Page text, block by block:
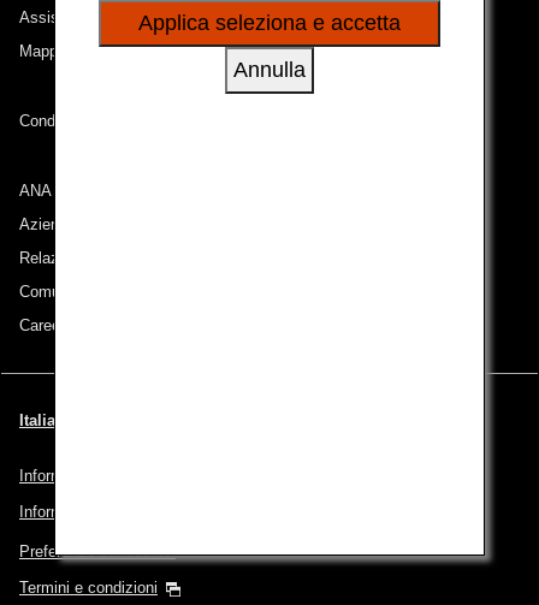
Assistenza tecnica (Accessibilità)
Mappa del sito
Condizioni di trasporto
ANA Group
Aziende appartenenti al gruppo
Relazioni con gli azionisti
Comunicati stampa
Careers (English Only)
Italiano | Italy (Scegli la città e la lingua)
Informativa sulla privacy
Informativa sui cookie
Preferenze sui cookie
Termini e condizioni
forma di siti web, e-mail, social media e pubblicità.
Applica seleziona e accetta
Annulla